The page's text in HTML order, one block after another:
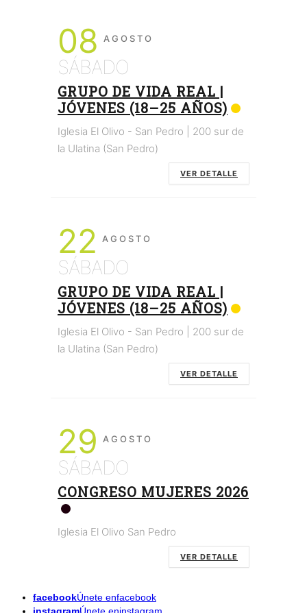
08 AGOSTO
SÁBADO
GRUPO DE VIDA REAL |
JÓVENES (18–25 AÑOS)
Iglesia El Olivo - San Pedro | 200 sur de
la Ulatina (San Pedro)
VER DETALLE
22 AGOSTO
SÁBADO
GRUPO DE VIDA REAL |
JÓVENES (18–25 AÑOS)
Iglesia El Olivo - San Pedro | 200 sur de
la Ulatina (San Pedro)
VER DETALLE
29 AGOSTO
SÁBADO
CONGRESO MUJERES 2026
Iglesia El Olivo San Pedro
VER DETALLE
facebookÚnete enfacebook
instagramÚnete eninstagram